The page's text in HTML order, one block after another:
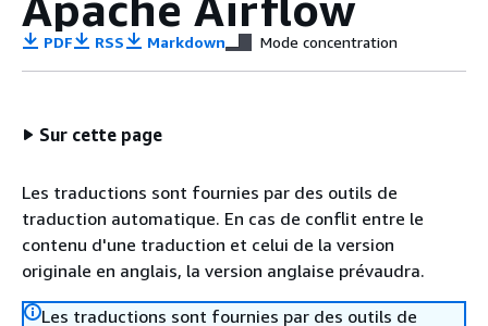
PDF RSS Markdown Mode concentration
Sur cette page
Les traductions sont fournies par des outils de
traduction automatique. En cas de conflit entre le
contenu d'une traduction et celui de la version
originale en anglais, la version anglaise prévaudra.
Les traductions sont fournies par des outils de